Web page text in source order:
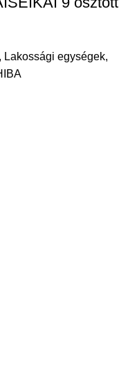
Lakossági egységek,